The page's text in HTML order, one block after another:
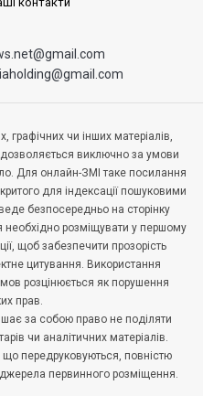
графічних чи інших матеріалів,
виключно за умови
Для онлайн-ЗМІ таке посилання
для індексації пошуковими
безпосередньо на сторінку
необхідно розміщувати у першому
щоб забезпечити прозорість
цитування. Використання
розцінюється як порушення
прав.
за собою право не поділяти
чи аналітичних матеріалів.
що передруковуються, повністю
джерела первинного розміщення.